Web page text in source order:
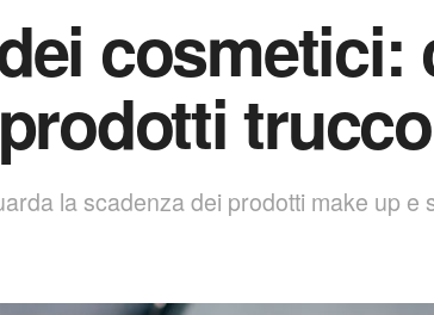
la scadenza dei prodotti make up